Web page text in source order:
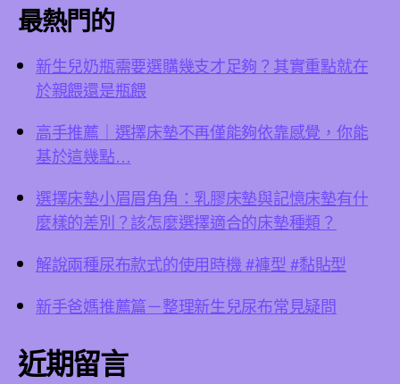
最熱門的
新生兒奶瓶需要選購幾支才足夠？其實重點就在
於親餵還是瓶餵
高手推薦｜選擇床墊不再僅能夠依靠感覺，你能
基於這幾點…
選擇床墊小眉眉角角：乳膠床墊與記憶床墊有什
麼樣的差別？該怎麼選擇適合的床墊種類？
解說兩種尿布款式的使用時機 #褲型 #黏貼型
新手爸媽推薦篇－整理新生兒尿布常見疑問
近期留言